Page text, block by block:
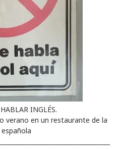
INGLÉS.
verano en un restaurante de la